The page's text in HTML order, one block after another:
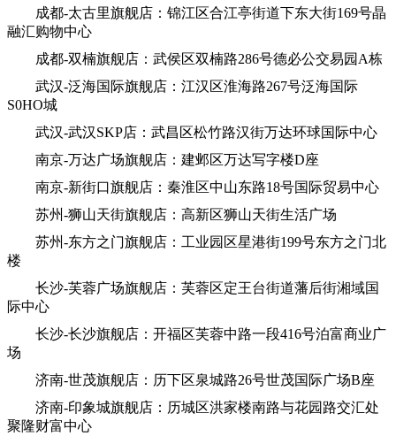
成都-太古里旗舰店：锦江区合江亭街道下东大街169号晶
融汇购物中心
成都-双楠旗舰店：武侯区双楠路286号德必公交易园A栋
武汉-泛海国际旗舰店：江汉区淮海路267号泛海国际
S0HO城
武汉-武汉SKP店：武昌区松竹路汉街万达环球国际中心
南京-万达广场旗舰店：建邺区万达写字楼D座
南京-新街口旗舰店：秦淮区中山东路18号国际贸易中心
苏州-狮山天街旗舰店：高新区狮山天街生活广场
苏州-东方之门旗舰店：工业园区星港街199号东方之门北
楼
长沙-芙蓉广场旗舰店：芙蓉区定王台街道藩后街湘域国
际中心
长沙-长沙旗舰店：开福区芙蓉中路一段416号泊富商业广
场
济南-世茂旗舰店：历下区泉城路26号世茂国际广场B座
济南-印象城旗舰店：历城区洪家楼南路与花园路交汇处
聚隆财富中心